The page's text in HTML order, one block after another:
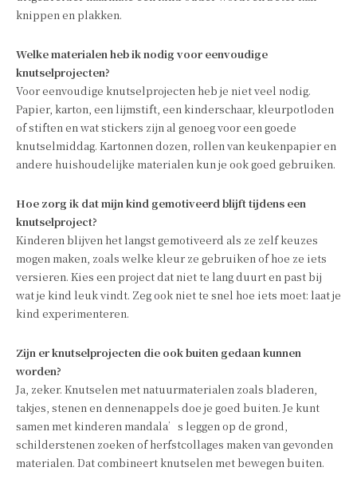
knippen en plakken.
Welke materialen heb ik nodig voor eenvoudige
knutselprojecten?
Voor eenvoudige knutselprojecten heb je niet veel nodig.
Papier, karton, een lijmstift, een kinderschaar, kleurpotloden
of stiften en wat stickers zijn al genoeg voor een goede
knutselmiddag. Kartonnen dozen, rollen van keukenpapier en
andere huishoudelijke materialen kun je ook goed gebruiken.
Hoe zorg ik dat mijn kind gemotiveerd blijft tijdens een
knutselproject?
Kinderen blijven het langst gemotiveerd als ze zelf keuzes
mogen maken, zoals welke kleur ze gebruiken of hoe ze iets
versieren. Kies een project dat niet te lang duurt en past bij
wat je kind leuk vindt. Zeg ook niet te snel hoe iets moet: laat je
kind experimenteren.
Zijn er knutselprojecten die ook buiten gedaan kunnen
worden?
Ja, zeker. Knutselen met natuurmaterialen zoals bladeren,
takjes, stenen en dennenappels doe je goed buiten. Je kunt
samen met kinderen mandala’s leggen op de grond,
schilderstenen zoeken of herfstcollages maken van gevonden
materialen. Dat combineert knutselen met bewegen buiten.